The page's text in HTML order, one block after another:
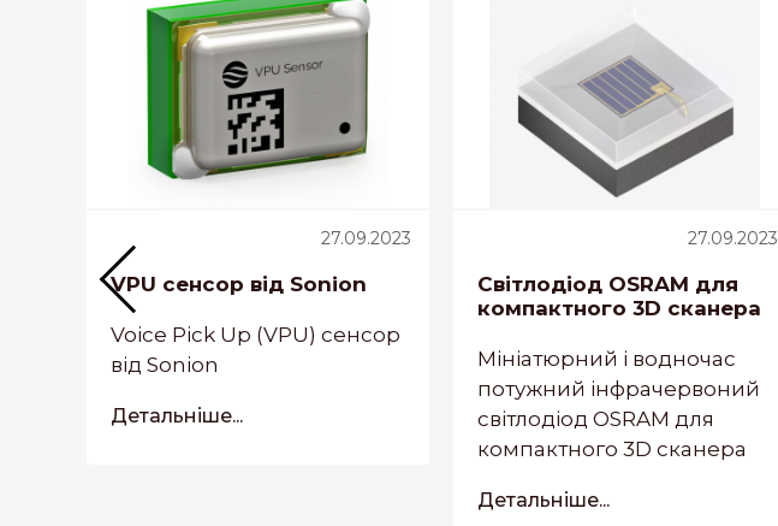
27.09.2023
VPU сенсор від Sonion
Voice Pick Up (VPU) сенсор
від Sonion
Детальніше...
27.09.2023
Світлодіод OSRAM для
компактного 3D сканера
Мініатюрний і водночас
потужний інфрачервоний
світлодіод OSRAM для
компактного 3D сканера
Детальніше...